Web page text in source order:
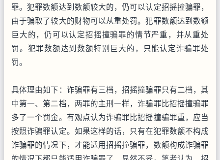
罪。犯罪数额达到数额较大的，仍可以认定招摇撞骗罪，
由于骗取了较大的财物可以从重处罚。犯罪数额达到数额
巨大的，仍可以认定招摇撞骗罪的情节严重，并从重处
罚。犯罪数额达到数额特别巨大的，只能认定诈骗罪处
罚。
具体理由如下：诈骗罪有三档，招摇撞骗罪只有二档，其
中第一、第二档，两罪的主刑一样，诈骗罪比招摇撞骗罪
多了一个罚金。有观点认为诈骗罪比招摇撞骗罪重，应当
按照诈骗罪认定。如果这样的话，只有在犯罪数额不构成
诈骗罪的情况下，才能适用招摇撞骗罪，数额构成诈骗罪